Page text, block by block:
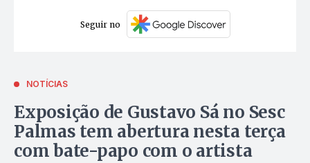
Seguir no
NOTÍCIAS
Exposição de Gustavo Sá no Sesc
Palmas tem abertura nesta terça
com bate-papo com o artista